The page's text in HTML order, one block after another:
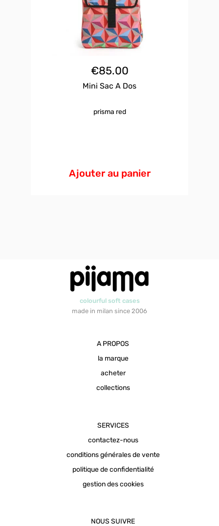
€85.00
Mini Sac A Dos
prisma red
Ajouter au panier
colourful soft cases
made in milan since 2006
A PROPOS
la marque
acheter
collections
SERVICES
contactez-nous
conditions générales de vente
politique de confidentialité
gestion des cookies
NOUS SUIVRE